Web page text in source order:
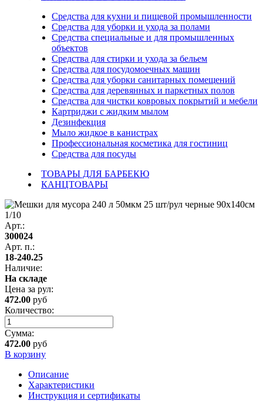
Средства для кухни и пищевой промышленности
Средства для уборки и ухода за полами
Средства специальные и для промышленных
объектов
Средства для стирки и ухода за бельем
Средства для посудомоечных машин
Средства для уборки санитарных помещений
Средства для деревянных и паркетных полов
Средства для чистки ковровых покрытий и мебели
Картриджи с жидким мылом
Дезинфекция
Мыло жидкое в канистрах
Профессиональная косметика для гостиниц
Средства для посуды
ТОВАРЫ ДЛЯ БАРБЕКЮ
КАНЦТОВАРЫ
Арт.:
300024
Арт. п.:
18-240.25
Наличие:
На складе
Цена за рул:
472.00 руб
Количество:
Сумма:
472.00 руб
В корзину
Описание
Характеристики
Инструкция и сертификаты